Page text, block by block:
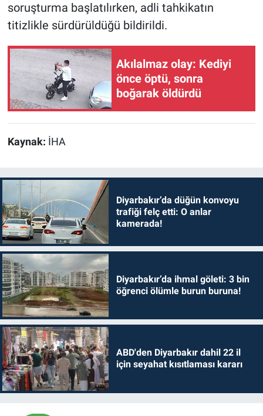
soruşturma başlatılırken, adli tahkikatın
titizlikle sürdürüldüğü bildirildi.
Akılalmaz olay: Kediyi
önce öptü, sonra
boğarak öldürdü
Kaynak: İHA
Diyarbakır’da düğün konvoyu
trafiği felç etti: O anlar
kamerada!
Diyarbakır’da ihmal göleti: 3 bin
öğrenci ölümle burun buruna!
ABD'den Diyarbakır dahil 22 il
için seyahat kısıtlaması kararı